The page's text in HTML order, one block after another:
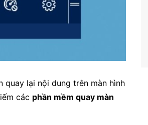
quay lại nội dung trên màn hình
các phần mềm quay màn